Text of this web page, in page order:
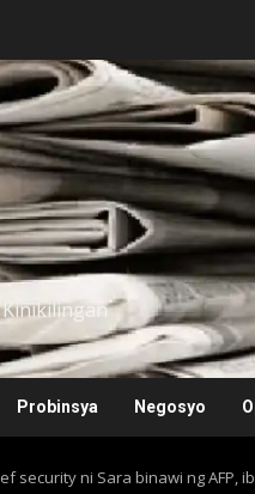
Probinsya Negosyo
security ni Sara binawi ng AFP,